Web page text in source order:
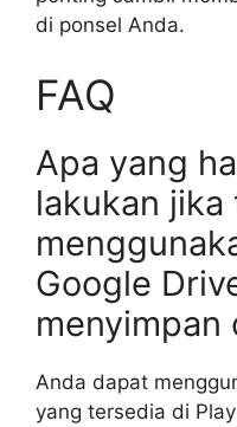
di ponsel Anda.
FAQ
Apa yang
lakukan
Google
menyimpan
Anda dapat
yang tersedia di